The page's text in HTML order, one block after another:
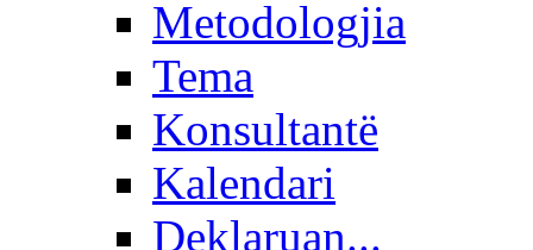
Metodologjia
Tema
Konsultantë
Kalendari
Deklaruan...